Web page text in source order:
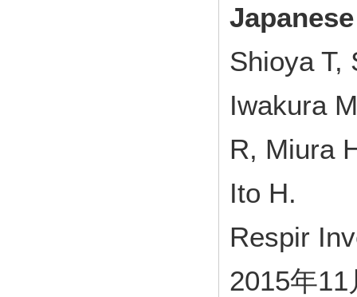
Shioya T,
Iwakura
R, Miura
Ito H.
Respir
2015年